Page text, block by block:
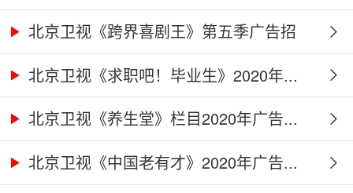
北京卫视《跨界喜剧王》第五季广告招
商...北京卫视《求职吧！毕业生》2020年...
北京卫视《养生堂》栏目2020年广告...
北京卫视《中国老有才》2020年广告...